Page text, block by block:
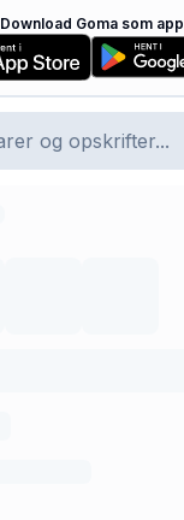
Download Goma som app